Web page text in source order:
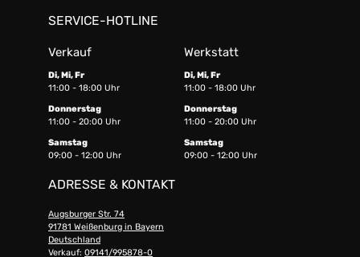
SERVICE-HOTLINE
Verkauf Werkstatt
Di, Mi, Fr
11:00 - 18:00 Uhr
Di, Mi, Fr
11:00 - 18:00 Uhr
Donnerstag
11:00 - 20:00 Uhr
Donnerstag
11:00 - 20:00 Uhr
Samstag
09:00 - 12:00 Uhr
Samstag
09:00 - 12:00 Uhr
ADRESSE & KONTAKT
Augsburger Str. 74
91781 Weißenburg in Bayern
Deutschland
Verkauf: 09141/995878-0